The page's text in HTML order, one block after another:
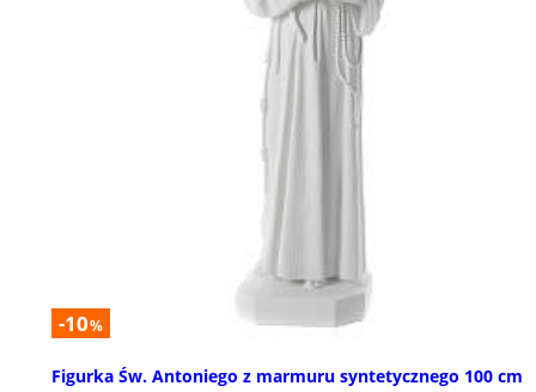
-10%
Figurka Św. Antoniego z marmuru syntetycznego 100 cm